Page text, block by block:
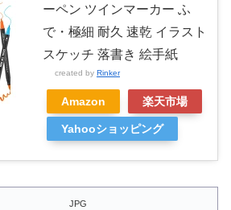
ーペン ツインマーカー ふ
で・極細 耐久 速乾 イラスト
スケッチ 落書き 絵手紙
created by Rinker
Amazon 楽天市場
Yahooショッピング
JPG